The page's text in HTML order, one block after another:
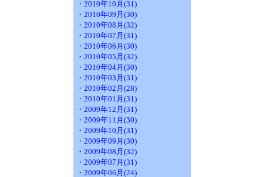
・2010年10月(31)
・2010年09月(30)
・2010年08月(32)
・2010年07月(31)
・2010年06月(30)
・2010年05月(32)
・2010年04月(30)
・2010年03月(31)
・2010年02月(28)
・2010年01月(31)
・2009年12月(31)
・2009年11月(30)
・2009年10月(31)
・2009年09月(30)
・2009年08月(32)
・2009年07月(31)
・2009年06月(24)